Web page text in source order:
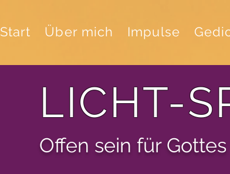
Start Über mich Impulse
LICHT-
Offen sein für